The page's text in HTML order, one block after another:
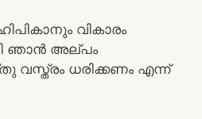
വികാരം
ഞാൻ അല്പം
ധരിക്കണം എന്ന്